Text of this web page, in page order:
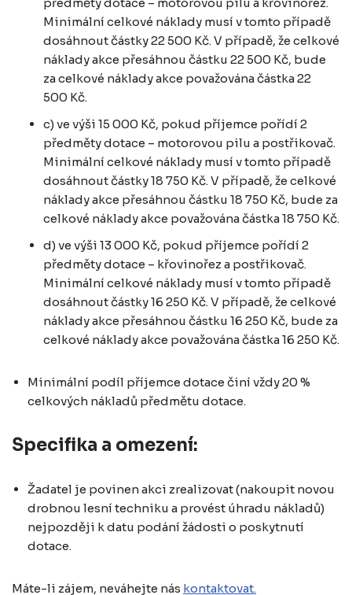
Minimální celkové náklady musí v tomto případě
dosáhnout částky 22 500 Kč. V případě, že celkové
náklady akce přesáhnou částku 22 500 Kč, bude
za celkové náklady akce považována částka 22
500 Kč.
c) ve výši 15 000 Kč, pokud příjemce pořídí 2
předměty dotace – motorovou pilu a postřikovač.
Minimální celkové náklady musí v tomto případě
dosáhnout částky 18 750 Kč. V případě, že celkové
náklady akce přesáhnou částku 18 750 Kč, bude za
celkové náklady akce považována částka 18 750 Kč.
d) ve výši 13 000 Kč, pokud příjemce pořídí 2
předměty dotace – křovinořez a postřikovač.
Minimální celkové náklady musí v tomto případě
dosáhnout částky 16 250 Kč. V případě, že celkové
náklady akce přesáhnou částku 16 250 Kč, bude za
celkové náklady akce považována částka 16 250 Kč.
Minimální podíl příjemce dotace činí vždy 20 %
celkových nákladů předmětu dotace.
Specifika a omezení:
Žadatel je povinen akci zrealizovat (nakoupit novou
drobnou lesní techniku a provést úhradu nákladů)
nejpozději k datu podání žádosti o poskytnutí
dotace.
Máte-li zájem, neváhejte nás kontaktovat.